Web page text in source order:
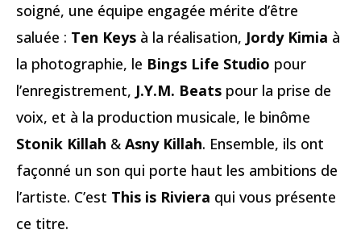
soigné, une équipe engagée mérite d’être
saluée : Ten Keys à la réalisation, Jordy Kimia à
la photographie, le Bings Life Studio pour
l’enregistrement, J.Y.M. Beats pour la prise de
voix, et à la production musicale, le binôme
Stonik Killah & Asny Killah. Ensemble, ils ont
façonné un son qui porte haut les ambitions de
l’artiste. C’est This is Riviera qui vous présente
ce titre.